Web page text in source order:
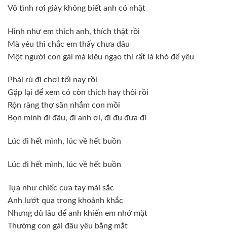
Vô tình rơi giày không biết anh có nhặt
Hình như em thích anh, thích thật rồi
Mà yêu thì chắc em thấy chưa đâu
Một người con gái mà kiêu ngạo thì rất là khó để yêu
Phải rủ đi chơi tối nay rồi
Gặp lại để xem có còn thích hay thôi rồi
Rộn ràng thợ săn nhắm con mồi
Bọn mình đi đâu, đi anh ơi, đi đu đưa đi
Lúc đi hết mình, lúc về hết buồn
Lúc đi hết mình, lúc về hết buồn
Tựa như chiếc cưa tay mài sắc
Anh lướt qua trong khoảnh khắc
Nhưng đủ lâu để anh khiến em nhớ mặt
Thường con gái đâu yêu bằng mắt